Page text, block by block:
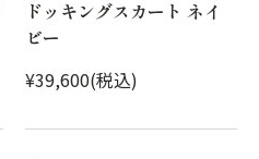
ドッキングスカート ネイ
ビー
¥39,600(税込)